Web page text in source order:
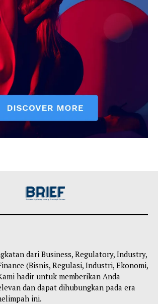
dari Business, Regulatory, Industry,
(Bisnis, Regulasi, Industri, Ekonomi,
hadir untuk memberikan Anda
dan dapat dihubungkan pada era
ini.